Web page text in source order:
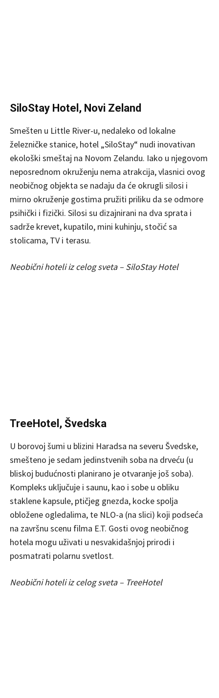
SiloStay Hotel, Novi Zeland
Smešten u Little River-u, nedaleko od lokalne
železničke stanice, hotel „SiloStay“ nudi inovativan
ekološki smeštaj na Novom Zelandu. Iako u njegovom
neposrednom okruženju nema atrakcija, vlasnici ovog
neobičnog objekta se nadaju da će okrugli silosi i
mirno okruženje gostima pružiti priliku da se odmore
psihički i fizički. Silosi su dizajnirani na dva sprata i
sadrže krevet, kupatilo, mini kuhinju, stočić sa
stolicama, TV i terasu.
Neobični hoteli iz celog sveta – SiloStay Hotel
TreeHotel, Švedska
U borovoj šumi u blizini Haradsa na severu Švedske,
smešteno je sedam jedinstvenih soba na drveću (u
bliskoj budućnosti planirano je otvaranje još soba).
Kompleks uključuje i saunu, kao i sobe u obliku
staklene kapsule, ptičjeg gnezda, kocke spolja
obložene ogledalima, te NLO-a (na slici) koji podseća
na završnu scenu filma E.T. Gosti ovog neobičnog
hotela mogu uživati u nesvakidašnjoj prirodi i
posmatrati polarnu svetlost.
Neobični hoteli iz celog sveta – TreeHotel